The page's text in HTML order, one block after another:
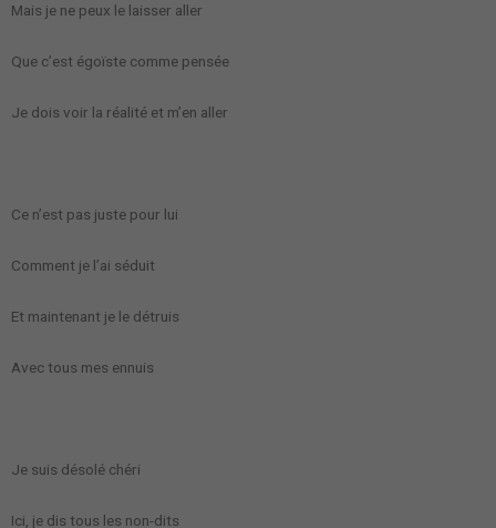
Mais je ne peux le laisser aller
Que c’est égoïste comme pensée
Je dois voir la réalité et m’en aller
Ce n’est pas juste pour lui
Comment je l’ai séduit
Et maintenant je le détruis
Avec tous mes ennuis
Je suis désolé chéri
Ici, je dis tous les non-dits